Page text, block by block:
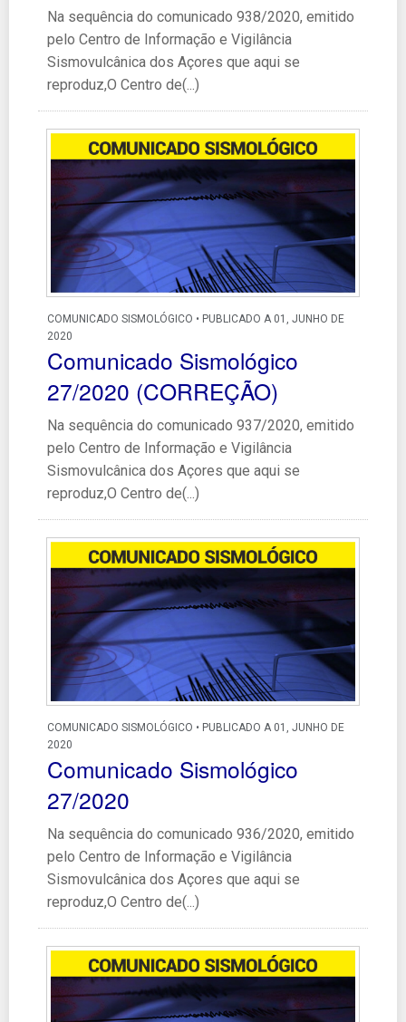
Na sequência do comunicado 938/2020, emitido
pelo Centro de Informação e Vigilância
Sismovulcânica dos Açores que aqui se
reproduz,O Centro de(...)
COMUNICADO SISMOLÓGICO • PUBLICADO A 01, JUNHO DE
2020
Comunicado Sismológico
27/2020 (CORREÇÃO)
Na sequência do comunicado 937/2020, emitido
pelo Centro de Informação e Vigilância
Sismovulcânica dos Açores que aqui se
reproduz,O Centro de(...)
COMUNICADO SISMOLÓGICO • PUBLICADO A 01, JUNHO DE
2020
Comunicado Sismológico
27/2020
Na sequência do comunicado 936/2020, emitido
pelo Centro de Informação e Vigilância
Sismovulcânica dos Açores que aqui se
reproduz,O Centro de(...)